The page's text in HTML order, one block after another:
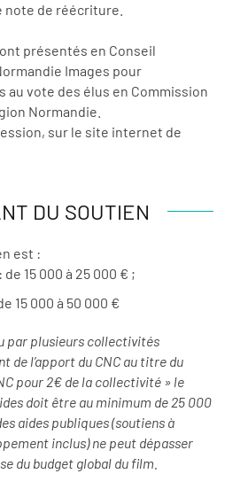
note de réécriture.
présentés en Conseil
Images pour
au vote des élus en Commission
Normandie.
sur le site internet de
DU SOUTIEN
est :
15 000 à 25 000 € ;
15 000 à 50 000 €
par plusieurs collectivités
de l’apport du CNC au titre du
pour 2€ de la collectivité » le
doit être au minimum de 25 000
aides publiques (soutiens à
inclus) ne peut dépasser
du budget global du film.